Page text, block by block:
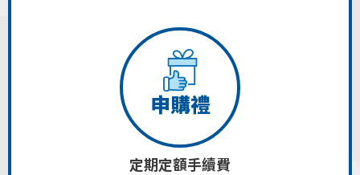
申購禮
定期定額手續費